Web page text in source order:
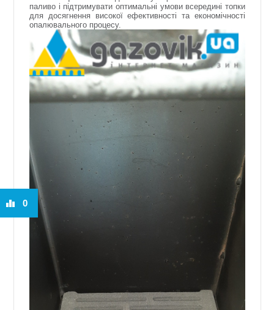
паливо і підтримувати оптимальні умови всередині топки
для досягнення високої ефективності та економічності
опалювального процесу.
0